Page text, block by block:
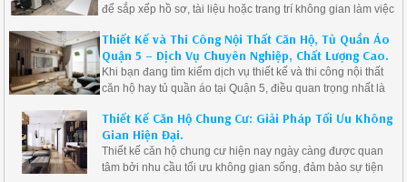
để sắp xếp hồ sơ, tài liệu hoặc trang trí không gian làm việc
pháp thiết kế và thi công tủ kệ theo yêu cầu – tối ưu không
gian, tiết kiệm chi phí, nâng tầm thương hiệu doanh nghiệp.
Thiết Kế và Thi Công Nội Thất Căn Hộ, Tủ Quần Áo
Quận 5 – Dịch Vụ Chuyên Nghiệp, Chất Lượng Cao.
Khi bạn đang tìm kiếm dịch vụ thiết kế và thi công nội thất
căn hộ hay tủ quần áo tại Quận 5, điều quan trọng nhất là
những sản phẩm chất lượng, phù hợp với nhu cầu và sở
thích cá nhân. Bài viết này sẽ cung cấp cho bạn những
thông tin hữu ích về dịch vụ thiết kế và thi công nội thất căn
hộ, đặc biệt là tủ quần áo, tại khu vực Quận 5.
Thiết Kế Căn Hộ Chung Cư: Giải Pháp Tối Ưu Không
Gian Hiện Đại.
Thiết kế căn hộ chung cư hiện nay ngày càng được quan
tâm bởi nhu cầu tối ưu không gian sống, đảm bảo sự tiện